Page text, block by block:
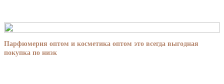
Парфюмерия оптом и косметика оптом это всегда выгодная
покупка по низк